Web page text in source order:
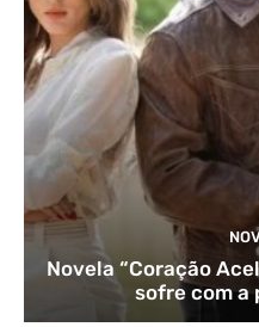
Novela “Coração
sofre com a